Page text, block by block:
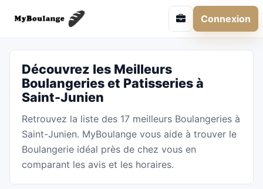
Connexion
Découvrez les Meilleurs
Boulangeries et Patisseries à
Saint-Junien
Retrouvez la liste des 17 meilleurs Boulangeries à
Saint-Junien. MyBoulange vous aide à trouver le
Boulangerie idéal près de chez vous en
comparant les avis et les horaires.